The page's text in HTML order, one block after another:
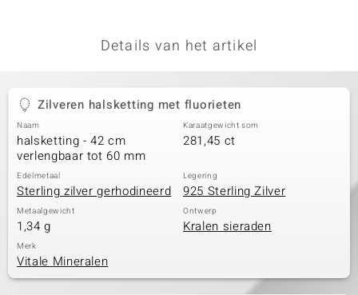
Details van het artikel
Zilveren halsketting met fluorieten
Naam
halsketting - 42 cm
verlengbaar tot 60 mm
Karaatgewicht som
281,45 ct
Edelmetaal
Sterling zilver gerhodineerd
Legering
925 Sterling Zilver
Metaalgewicht
1,34 g
Ontwerp
Kralen sieraden
Merk
Vitale Mineralen